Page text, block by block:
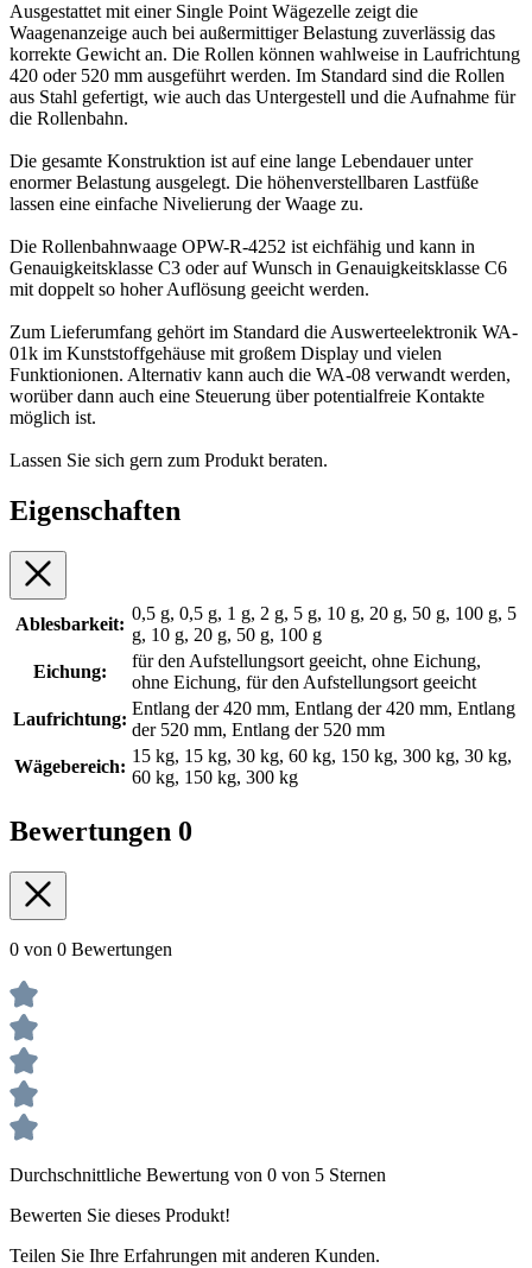
Ausgestattet mit einer Single Point Wägezelle zeigt die
Waagenanzeige auch bei außermittiger Belastung zuverlässig das
korrekte Gewicht an. Die Rollen können wahlweise in Laufrichtung
420 oder 520 mm ausgeführt werden. Im Standard sind die Rollen
aus Stahl gefertigt, wie auch das Untergestell und die Aufnahme für
die Rollenbahn.
Die gesamte Konstruktion ist auf eine lange Lebendauer unter
enormer Belastung ausgelegt. Die höhenverstellbaren Lastfüße
lassen eine einfache Nivelierung der Waage zu.
Die Rollenbahnwaage OPW-R-4252 ist eichfähig und kann in
Genauigkeitsklasse C3 oder auf Wunsch in Genauigkeitsklasse C6
mit doppelt so hoher Auflösung geeicht werden.
Zum Lieferumfang gehört im Standard die Auswerteelektronik WA-
01k im Kunststoffgehäuse mit großem Display und vielen
Funktionionen. Alternativ kann auch die WA-08 verwandt werden,
worüber dann auch eine Steuerung über potentialfreie Kontakte
möglich ist.
Lassen Sie sich gern zum Produkt beraten.
Eigenschaften
Ablesbarkeit:
0,5 g, 0,5 g, 1 g, 2 g, 5 g, 10 g, 20 g, 50 g, 100 g, 5
g, 10 g, 20 g, 50 g, 100 g
Eichung:
für den Aufstellungsort geeicht, ohne Eichung,
ohne Eichung, für den Aufstellungsort geeicht
Laufrichtung:
Entlang der 420 mm, Entlang der 420 mm, Entlang
der 520 mm, Entlang der 520 mm
Wägebereich:
15 kg, 15 kg, 30 kg, 60 kg, 150 kg, 300 kg, 30 kg,
60 kg, 150 kg, 300 kg
Bewertungen 0
0 von 0 Bewertungen
Durchschnittliche Bewertung von 0 von 5 Sternen
Bewerten Sie dieses Produkt!
Teilen Sie Ihre Erfahrungen mit anderen Kunden.